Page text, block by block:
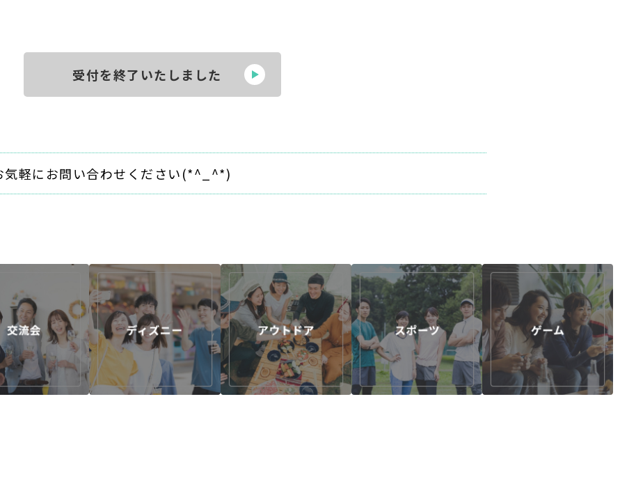
受付を終了いたしました
気軽にお問い合わせください(*^_^*)